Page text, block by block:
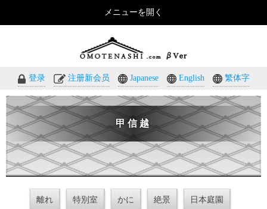
登录 注册新会员 Japanese English 繁体字
甲信越
離れ 特別室 かに 絶景 日本庭園
メニューを開く